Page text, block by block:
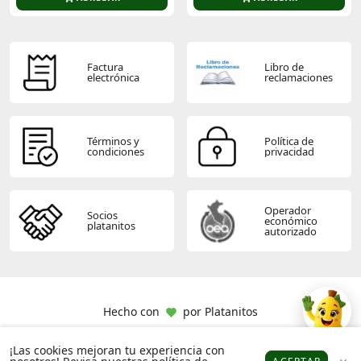
Factura
electrónica
Libro de
reclamaciones
Términos y
condiciones
Política de
privacidad
Socios
platanitos
Operador
económico
autorizado
Hecho con por Platanitos
¡Las cookies mejoran tu experiencia con